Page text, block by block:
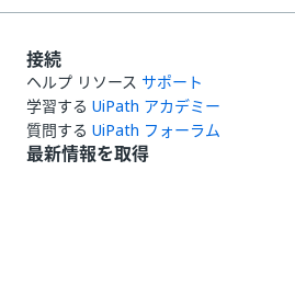
接続
ヘルプ リソース サポート
学習する UiPath アカデミー
質問する UiPath フォーラム
最新情報を取得